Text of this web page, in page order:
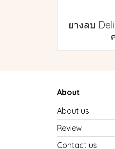
ยางลบ
About
About us
Review
Contact us